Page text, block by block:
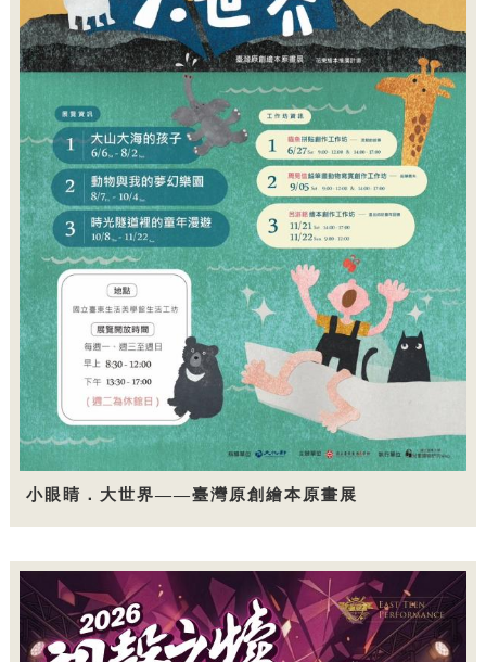
小眼睛．大世界——臺灣原創繪本原畫展